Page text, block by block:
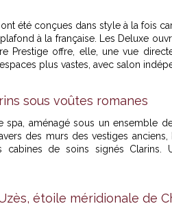
ont été conçues dans style à la fois
à la française. Les Deluxe
Prestige offre, elle, une vue
plus vastes, avec salon
sous voûtes romanes
spa, aménagé sous un ensemble
des murs des vestiges
cabines de soins signés Clarins.
étoile méridionale de